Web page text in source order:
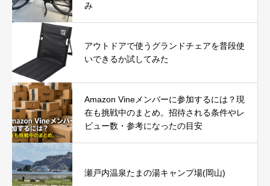
み
アウトドアで使うグランドチェアを普段使
いできるか試してみた
Amazon Vineメンバーに参加するには？現
在も挑戦中のまとめ。招待される条件やレ
ビュー数・参考になったの目安
瀬戸内温泉たまの湯キャンプ場(岡山)